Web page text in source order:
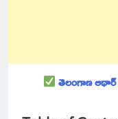
తెలంగాణ ఆధార్